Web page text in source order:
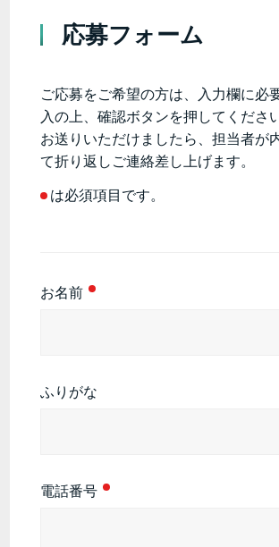
応募フォーム
ご応募をご希望の方は、入力欄に必
入の上、確認ボタンを押してくださ
お送りいただけましたら、担当者が
て折り返しご連絡差し上げます。
は必須項目です。
お名前
ふりがな
電話番号